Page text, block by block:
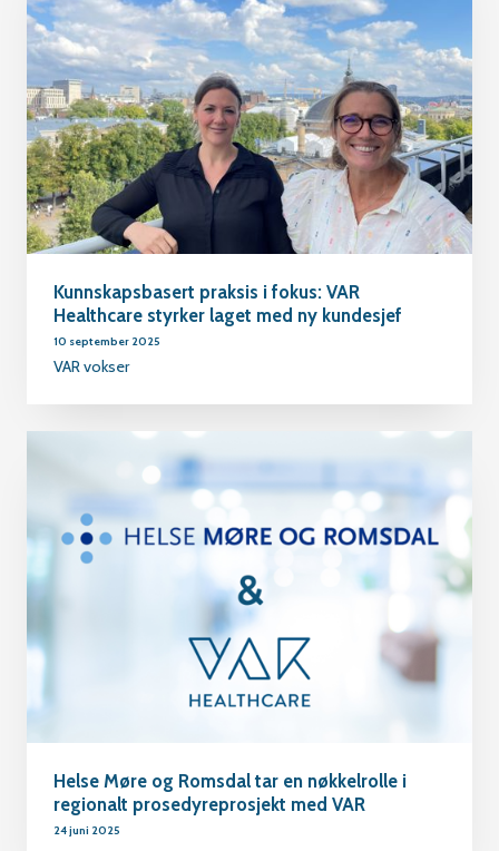
Kunnskapsbasert praksis i fokus: VAR
Healthcare styrker laget med ny kundesjef
10 september 2025
VAR vokser
Helse Møre og Romsdal tar en nøkkelrolle i
regionalt prosedyreprosjekt med VAR
24 juni 2025